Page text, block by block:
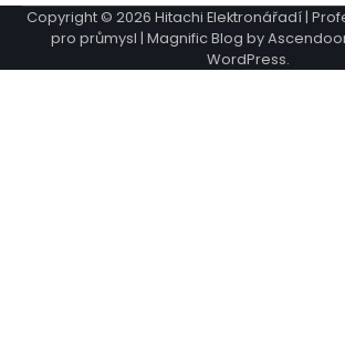
Copyright © 2026 Hitachi Elektronářadí |
pro průmysl | Magnific Blog by
WordPress.